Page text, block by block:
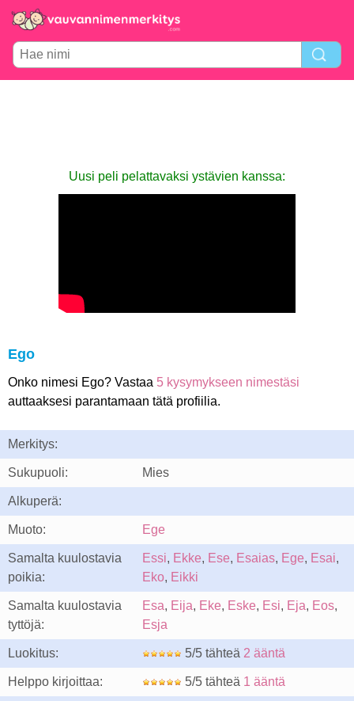
Uusi peli pelattavaksi ystävien kanssa:
Ego
Onko nimesi Ego? Vastaa 5 kysymykseen nimestäsi
auttaaksesi parantamaan tätä profiilia.
Merkitys:
Sukupuoli: Mies
Alkuperä:
Muoto: Ege
Samalta kuulostavia
poikia:
Essi, Ekke, Ese, Esaias, Ege, Esai,
Eko, Eikki
Samalta kuulostavia
tyttöjä:
Esa, Eija, Eke, Eske, Esi, Eja, Eos,
Esja
Luokitus: 5/5 tähteä 2 ääntä
Helppo kirjoittaa: 5/5 tähteä 1 ääntä